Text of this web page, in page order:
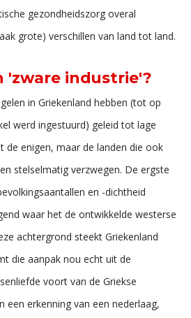
gezondheidszorg overal
grote) verschillen van land tot land.
'zware industrie'?
in Griekenland hebben (tot op
werd ingestuurd) geleid tot lage
de enigen, maar de landen die ook
stelselmatig verzwegen. De ergste
en -dichtheid
waar het de ontwikkelde westerse
achtergrond steekt Griekenland
die aanpak nou echt uit de
voort van de Griekse
een erkenning van een nederlaag,